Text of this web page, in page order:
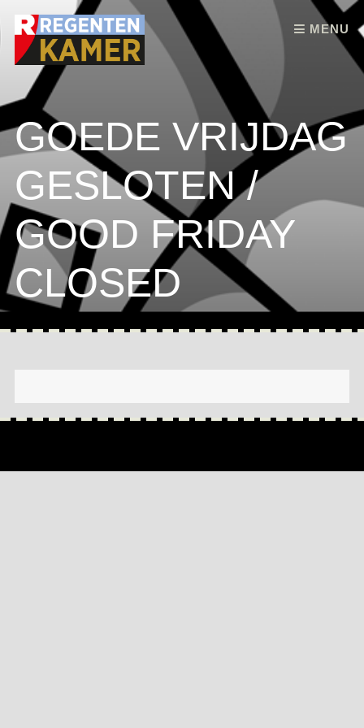
MENU
Skip to content
GOEDE VRIJDAG
GESLOTEN /
GOOD FRIDAY
CLOSED